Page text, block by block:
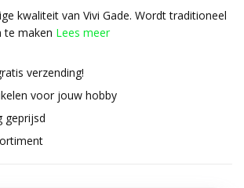
kwaliteit van Vivi Gade. Wordt traditioneel
te maken Lees meer
verzending!
voor jouw hobby
geprijsd